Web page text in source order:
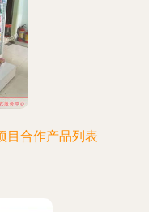
目合作产品列表